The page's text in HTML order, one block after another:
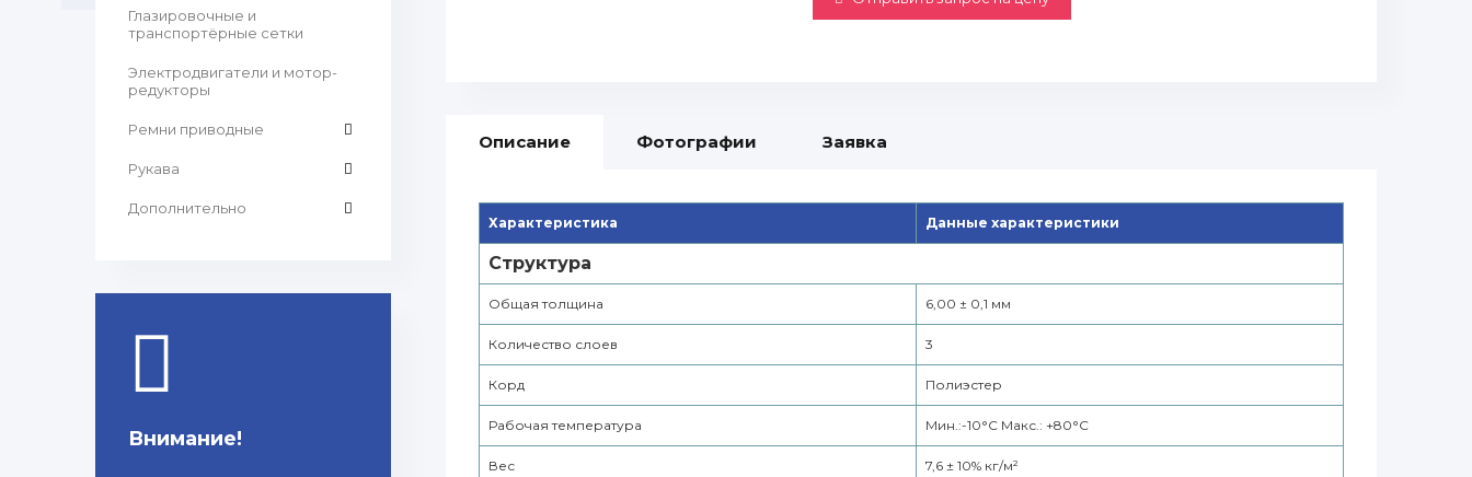
Описание Фотографии Заявка
Характеристика Данные характеристики
Структура
Общая толщина 6,00 ± 0,1 мм
Количество слоев 3
Корд Полиэстер
Рабочая температура Мин.:-10°С Макс.: +80°С
Вес 7,6 ± 10% кг/м²
Глазировочные и
транспортёрные сетки
Электродвигатели и мотор-
редукторы
Ремни приводные
Рукава
Дополнительно
Внимание!